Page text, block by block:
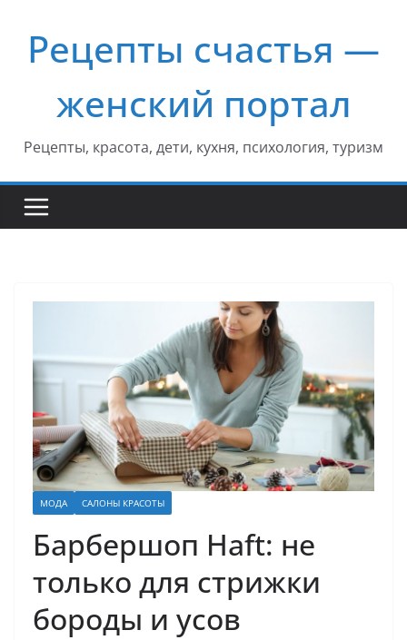
содержимому
Рецепты счастья —
женский портал
Рецепты, красота, дети, кухня, психология, туризм
МОДА САЛОНЫ КРАСОТЫ
Барбершоп Haft: не
только для стрижки
бороды и усов